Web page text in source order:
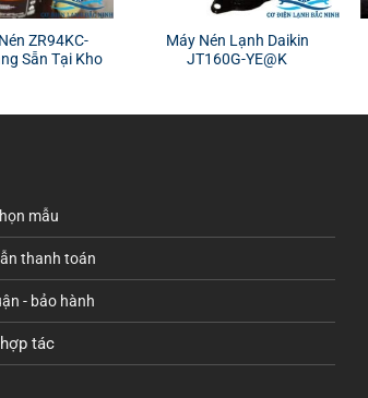
ZR94KC-
Sẵn Tại Kho
Máy Nén Lạnh Daikin
JT160G-YE@K
mẫu
thanh toán
- bảo hành
tác